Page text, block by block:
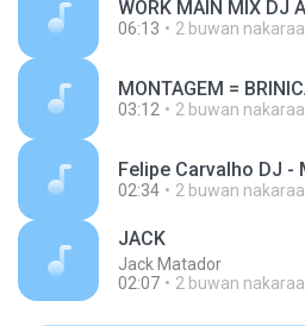
WORK MAIN MIX DJ
06:13 2 buwan
MONTAGEM =
03:12 2 buwan
02:34 2 buwan
JACK
Jack Matador
02:07
2 buwan